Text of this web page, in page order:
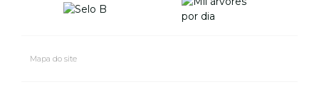
Mapa do site